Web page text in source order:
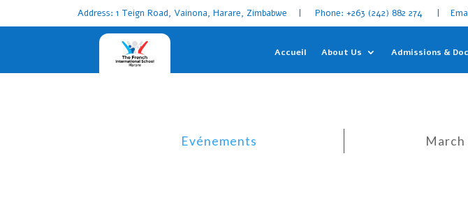
Address: 1 Teign Road, Vainona, Harare, Zimbabwe | Phone: +263 (242) 882 274 |
Accueil About Us Admissions &
Evénements March